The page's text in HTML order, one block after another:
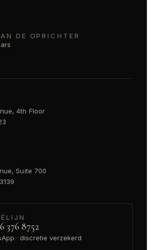
DE OPRICHTER
4th Floor
Suite 700
376 8752
· discretie verzekerd